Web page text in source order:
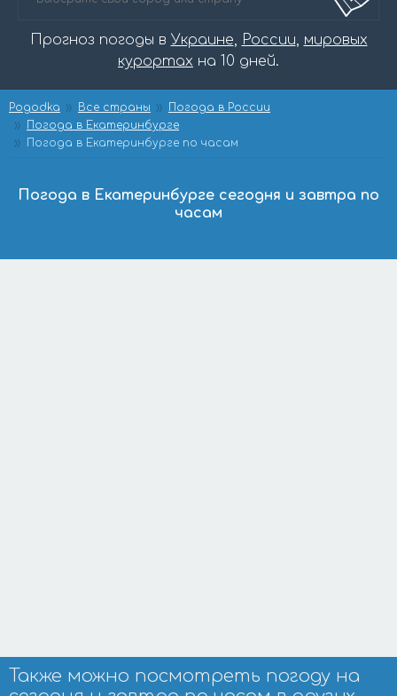
Прогноз погоды в Украине, России, мировых
курортах на 10 дней.
Pogodka Все страны
Погода в России
Погода в Екатеринбурге
Погода в Екатеринбурге по часам
Погода в Екатеринбурге сегодня и завтра по
часам
Также можно посмотреть погоду на